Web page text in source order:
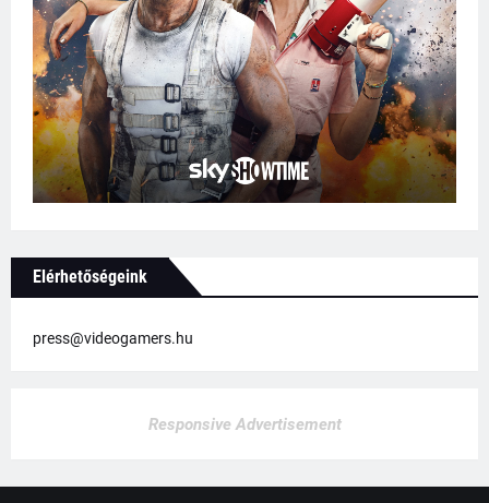
Elérhetőségeink
press@videogamers.hu
Responsive Advertisement